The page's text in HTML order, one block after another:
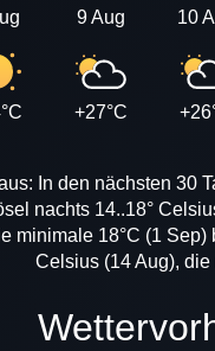
9 Aug
+27°C
10
In den nächsten 30
nachts 14..18°
minimale 18°C (1
Celsius (14 Aug), die